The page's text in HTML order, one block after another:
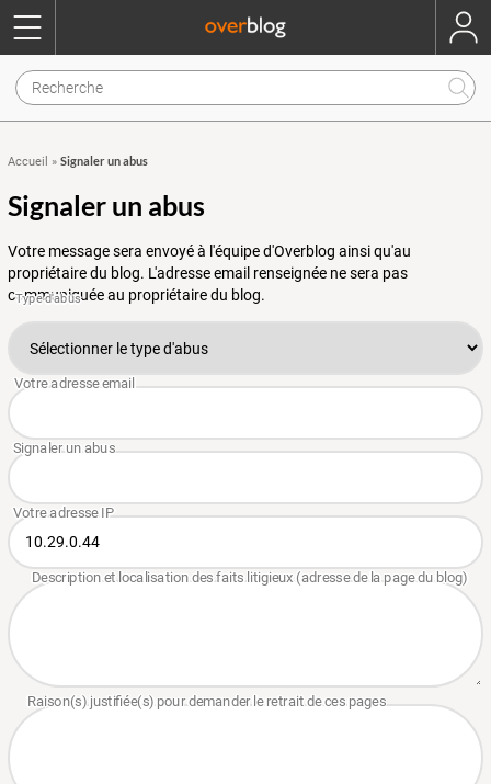
Accueil » Signaler un abus
Signaler un abus
Votre message sera envoyé à l'équipe d'Overblog ainsi qu'au
propriétaire du blog. L'adresse email renseignée ne sera pas
communiquée au propriétaire du blog.